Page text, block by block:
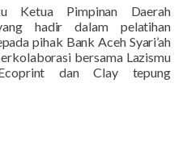
Ketua Pimpinan Daerah
hadir dalam pelatihan
pihak Bank Aceh Syari’ah
bersama Lazismu
dan Clay tepung